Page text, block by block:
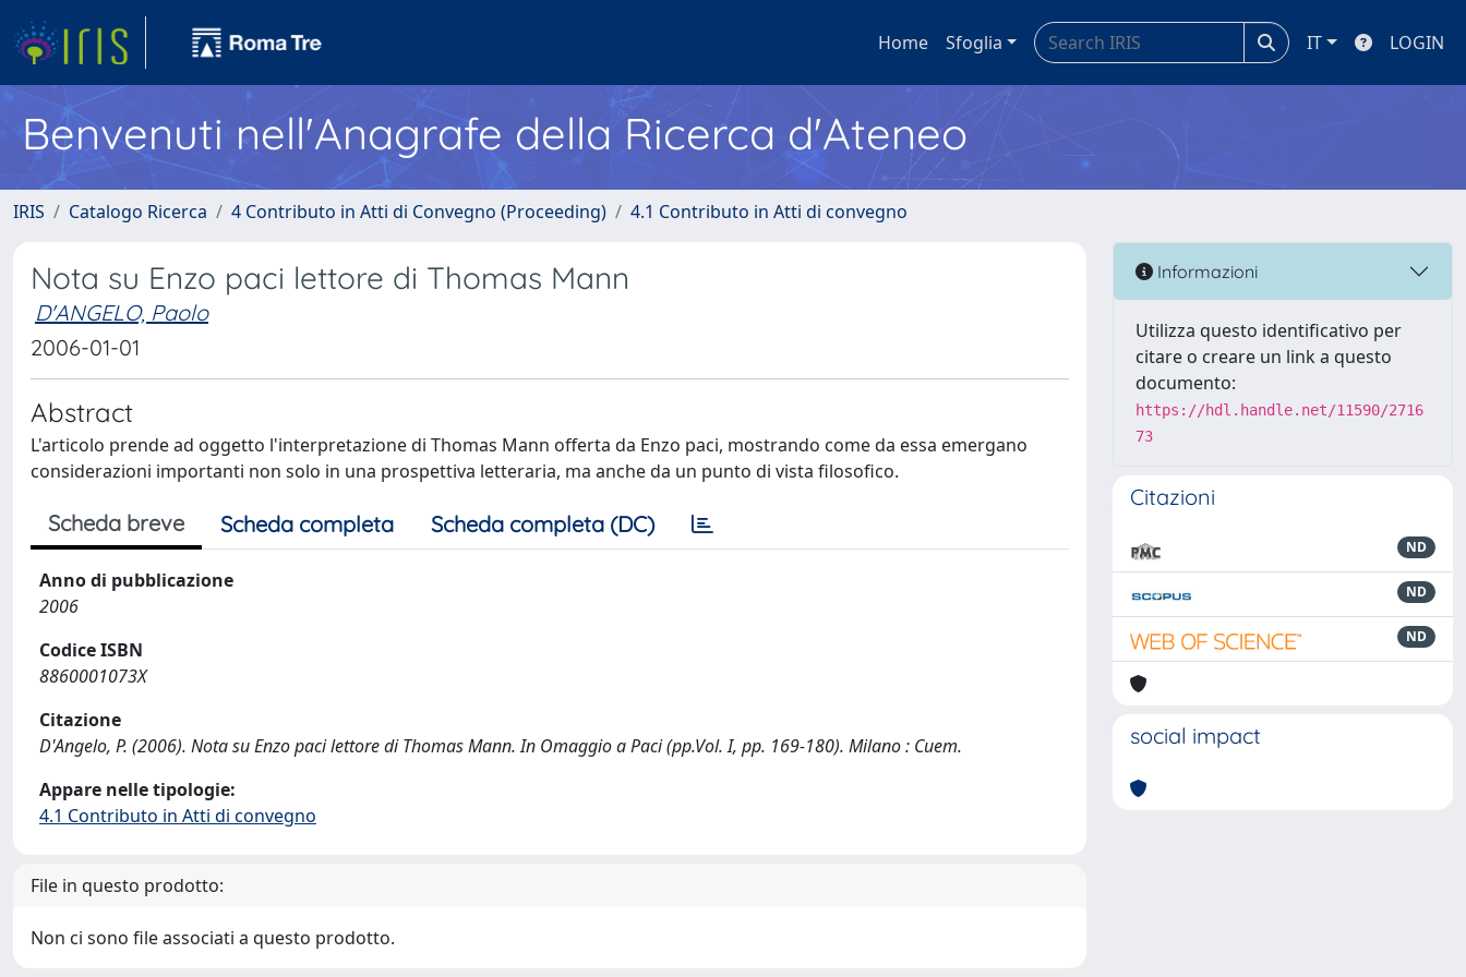
Home Sfoglia IT LOGIN
Benvenuti nell'Anagrafe della Ricerca d'Ateneo
IRIS Catalogo Ricerca 4 Contributo in Atti di Convegno (Proceeding) 4.1 Contributo in Atti di convegno
Nota su Enzo paci lettore di Thomas Mann
D'ANGELO, Paolo
2006-01-01
Abstract
L'articolo prende ad oggetto l'interpretazione di Thomas Mann offerta da Enzo paci, mostrando come da essa emergano
considerazioni importanti non solo in una prospettiva letteraria, ma anche da un punto di vista filosofico.
Scheda breve Scheda completa Scheda completa (DC)
Anno di pubblicazione
2006
Codice ISBN
8860001073X
Citazione
D'Angelo, P. (2006). Nota su Enzo paci lettore di Thomas Mann. In Omaggio a Paci (pp.Vol. I, pp. 169-180). Milano : Cuem.
Appare nelle tipologie:
4.1 Contributo in Atti di convegno
File in questo prodotto:
Non ci sono file associati a questo prodotto.
Informazioni
Utilizza questo identificativo per
citare o creare un link a questo
documento:
https://hdl.handle.net/11590/2716
73
Citazioni
ND
ND
ND
social impact